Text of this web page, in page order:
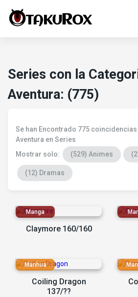
Juegos
Iniciar
Series con la
Aventura: (775)
Se han Encontrado 775
Aventura en Series
Mostrar solo:
(529) Animes
(12) Dramas
Claymore 160/160
Coiling Dragon
137/??